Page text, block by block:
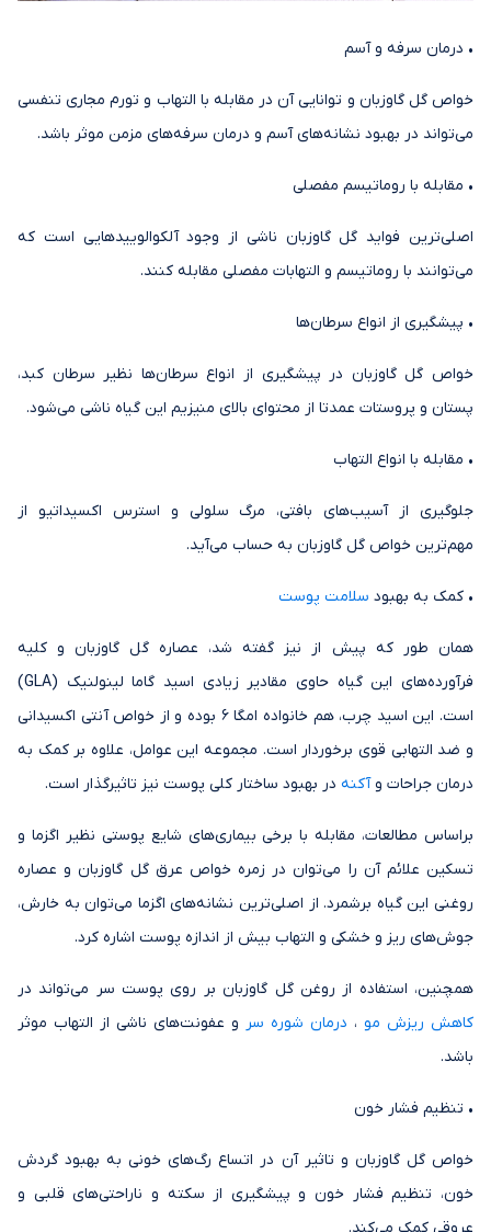
• درمان سرفه و آسم
خواص گل گاوزبان و توانایی آن در مقابله با التهاب و تورم مجاری تنفسی
می‌تواند در بهبود نشانه‌های آسم و درمان سرفه‌های مزمن موثر باشد.
• مقابله با روماتیسم مفصلی
اصلی‌ترین فواید گل گاوزبان ناشی از وجود آلکوالوییدهایی است که
می‌توانند با روماتیسم و التهابات مفصلی مقابله کنند.
• پیشگیری از انواع سرطان‌ها
خواص گل گاوزبان در پیشگیری از انواع سرطان‌ها نظیر سرطان کبد،
پستان و پروستات عمدتا از محتوای بالای منیزیم این گیاه ناشی می‌شود.
• مقابله با انواع التهاب
جلوگیری از آسیب‌های بافتی، مرگ سلولی و استرس اکسیداتیو از
مهم‌ترین خواص گل گاوزبان به حساب می‌آید.
• کمک به بهبود سلامت پوست
همان طور که پیش از نیز گفته شد، عصاره گل گاوزبان و کلیه
فرآورده‌های این گیاه حاوی مقادیر زیادی اسید گاما لینولنیک (GLA)
است. این اسید چرب، هم خانواده امگا 6 بوده و از خواص آنتی اکسیدانی
و ضد التهابی قوی برخوردار است. مجموعه این عوامل، علاوه بر کمک به
درمان جراحات وآکنه در بهبود ساختار کلی پوست نیز تاثیرگذار است.
براساس مطالعات، مقابله با برخی بیماری‌های شایع پوستی نظیر اگزما و
تسکین علائم آن را می‌توان در زمره خواص عرق گل گاوزبان و عصاره
روغنی این گیاه برشمرد. از اصلی‌ترین نشانه‌های اگزما می‌توان به خارش،
جوش‌های ریز و خشکی و التهاب بیش از اندازه پوست اشاره کرد.
همچنین، استفاده از روغن گل گاوزبان بر روی پوست سر می‌تواند در
کاهش ریزش مو ، درمان شوره سر و عفونت‌های ناشی از التهاب موثر
باشد.
• تنظیم فشار خون
خواص گل گاوزبان و تاثیر آن در اتساع رگ‌های خونی به بهبود گردش
خون، تنظیم فشار خون و پیشگیری از سکته و ناراحتی‌های قلبی و